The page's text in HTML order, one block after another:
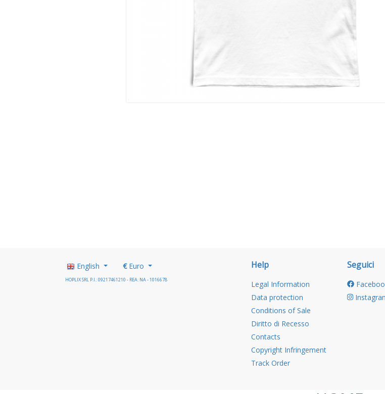
English €Euro
HOPLIX SRL P.I.: 09217461210 - REA: NA - 1016678
Help
Legal Information
Data protection
Conditions of Sale
Diritto di Recesso
Contacts
Copyright Infringement
Track Order
Seguici